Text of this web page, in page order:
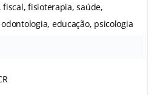
fiscal, fisioterapia, saúde,
educação, psicologia